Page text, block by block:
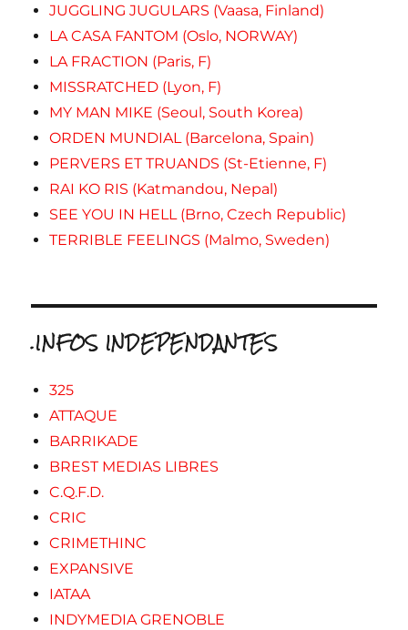
JUGGLING JUGULARS (Vaasa, Finland)
LA CASA FANTOM (Oslo, NORWAY)
LA FRACTION (Paris, F)
MISSRATCHED (Lyon, F)
MY MAN MIKE (Seoul, South Korea)
ORDEN MUNDIAL (Barcelona, Spain)
PERVERS ET TRUANDS (St-Etienne, F)
RAI KO RIS (Katmandou, Nepal)
SEE YOU IN HELL (Brno, Czech Republic)
TERRIBLE FEELINGS (Malmo, Sweden)
.INFOS INDEPENDANTES
325
ATTAQUE
BARRIKADE
BREST MEDIAS LIBRES
C.Q.F.D.
CRIC
CRIMETHINC
EXPANSIVE
IATAA
INDYMEDIA GRENOBLE